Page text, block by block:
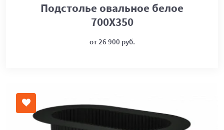
Подстолье овальное белое
700Х350
от 26 900 руб.